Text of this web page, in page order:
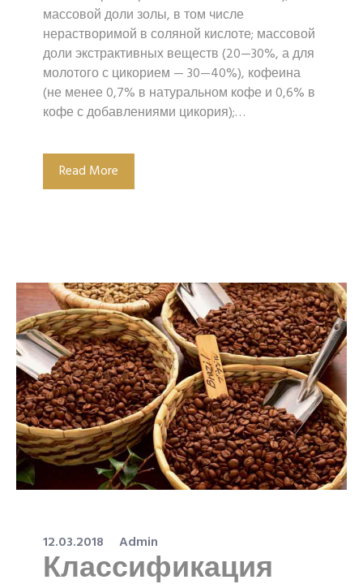
массовой доли золы, в том числе
нерастворимой в соляной кислоте; массовой
доли экстрактивных веществ (20—30%, а для
молотого с цикорием — 30—40%), кофеина
(не менее 0,7% в натуральном кофе и 0,6% в
кофе с добавлениями цикория);…
Read More
12.03.2018 Admin
Классификация